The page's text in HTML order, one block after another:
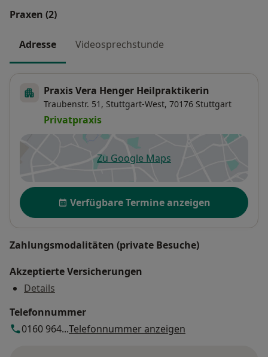
Praxen (2)
Adresse Videosprechstunde
Praxis Vera Henger Heilpraktikerin
Traubenstr. 51, Stuttgart-West, 70176 Stuttgart
Privatpraxis
Zu Google Mapsöffnet in einer neuen
Verfügbarkeit
Verfügbare Termine anzeigen
Zahlungsmodalitäten (private Besuche)
Akzeptierte Versicherungen
Details
Telefonnummer
0160 964...Telefonnummer anzeigen